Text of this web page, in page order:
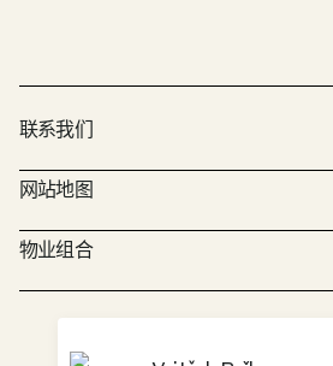
术大学
联系我们
联系方式
服务台
网站地图
物业搜索器
可持续发展
物业组合
我们的解决方案